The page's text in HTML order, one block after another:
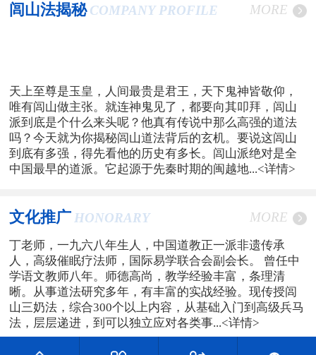
闾山法揭秘 COMPANY PROFILE MORE
天上至尊是玉皇，人间最贵是君王，天下鬼神皆敬仰，
唯有闾山做主张。就连神鬼见了，都要向其叩拜，闾山
派到底是个什么来头呢？他真有传说中那么高强的道法
吗？今天就为你揭秘闾山道法背后的玄机。要说这闾山
到底有多强，得先看他的历史有多长。闾山派绝对是全
中国最早的道派。它起源于先秦时期的闽越地...<详情>
文化推广 HONORARY MORE
丁老师，一九六八年生人，中国道教正一派非遗传承
人，高级催眠疗法师，国际易学联合会副会长。 曾任中
学语文教师八年。师德高尚，教学经验丰富，条理清
晰。从事道法研究多年，有丰富的实战经验。现传授闾
山三奶法，综合300个以上内容，从基础入门到高级兵马
法，层层递进，到可以独立应对各类事...<详情>